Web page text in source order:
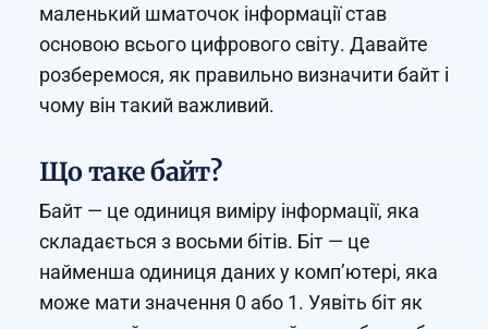
маленький шматочок інформації став
основою всього цифрового світу. Давайте
розберемося, як правильно визначити байт і
чому він такий важливий.
Що таке байт?
Байт — це одиниця виміру інформації, яка
складається з восьми бітів. Біт — це
найменша одиниця даних у комп’ютері, яка
може мати значення 0 або 1. Уявіть біт як